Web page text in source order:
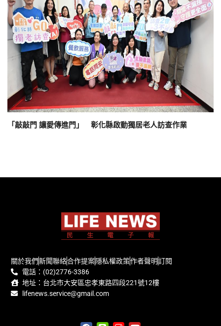
「敲敲門 讓愛傳進門」 彰化縣啟動獨居老人訪查作業
關於我們新聞聯絡合作提案隱私權政策作者聲明訂閱
電話：(02)2776-3386
地址：台北市大安區忠孝東路四段221號12樓
lifenews.service@gmail.com